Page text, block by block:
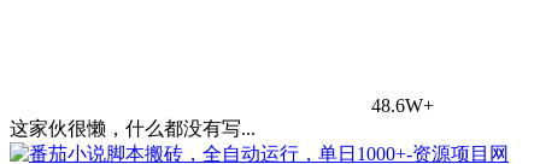
48.6W+
这家伙很懒，什么都没有写...